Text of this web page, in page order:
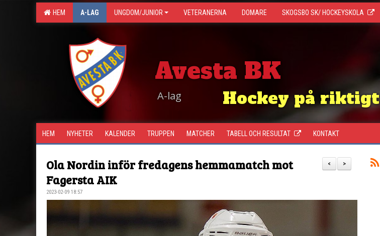
HEM A-LAG UNGDOM/JUNIOR VETERANERNA DOMARE SKOGSBO SK/ HOCKEYSKOLA
Avesta BK
Hockey på riktigt
A-lag
HEM NYHETER KALENDER TRUPPEN MATCHER TABELL OCH RESULTAT KONTAKT
>
<
Ola Nordin inför fredagens hemmamatch mot
Fagersta AIK
2023-02-09 18:57